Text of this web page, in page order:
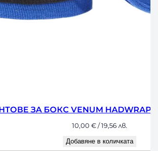
ЗА БОКС VENUM HADWRAPS
10,00€/ 19,56 лв.
Добавяне в количката